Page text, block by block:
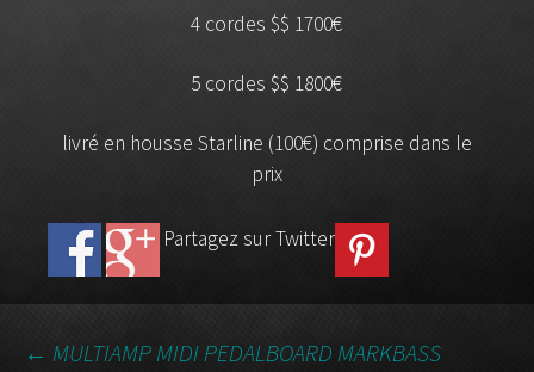
4 cordes $$ 1700€
5 cordes $$ 1800€
livré en housse Starline (100€) comprise dans le
prix
Partagez sur Twitter
← MULTIAMP MIDI PEDALBOARD MARKBASS